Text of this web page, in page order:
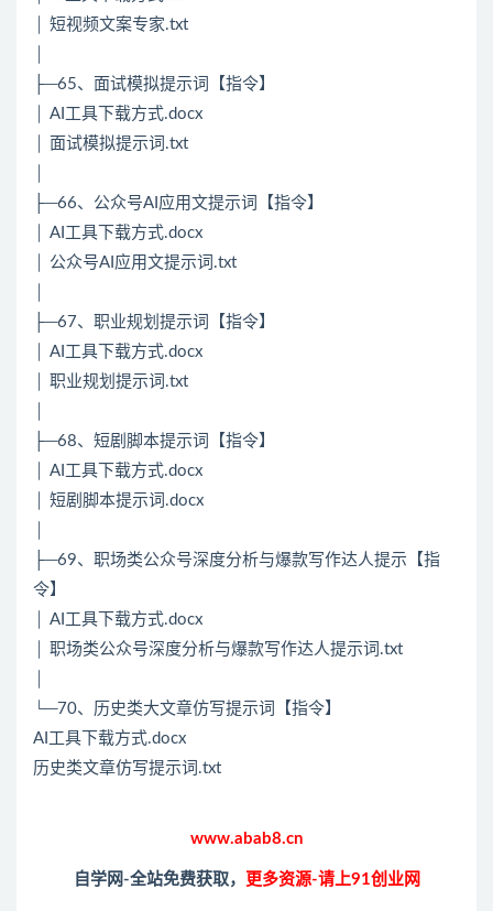
│ 短视频文案专家.txt
├─65、面试模拟提示词【指令】
│ AI工具下载方式.docx
│ 面试模拟提示词.txt
├─66、公众号AI应用文提示词【指令】
│ AI工具下载方式.docx
│ 公众号AI应用文提示词.txt
├─67、职业规划提示词【指令】
│ AI工具下载方式.docx
│ 职业规划提示词.txt
├─68、短剧脚本提示词【指令】
│ AI工具下载方式.docx
│ 短剧脚本提示词.docx
├─69、职场类公众号深度分析与爆款写作达人提示【指
令】
│ AI工具下载方式.docx
│ 职场类公众号深度分析与爆款写作达人提示词.txt
└─70、历史类大文章仿写提示词【指令】
AI工具下载方式.docx
历史类文章仿写提示词.txt
www.abab8.cn
自学网-全站免费获取， 更多资源-请上91创业网